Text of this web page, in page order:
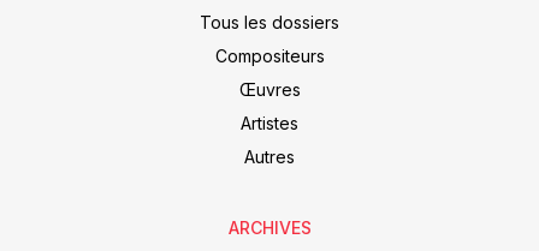
Tous les dossiers
Compositeurs
Œuvres
Artistes
Autres
ARCHIVES